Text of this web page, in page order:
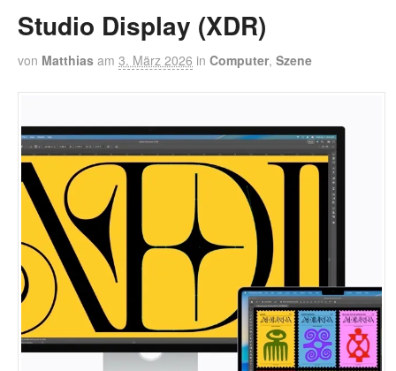
Studio Display (XDR)
von Matthias am 3. März 2026 in Computer, Szene